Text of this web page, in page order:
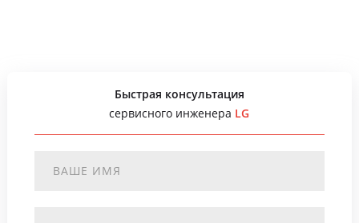
Быстрая консультация
сервисного инженера LG